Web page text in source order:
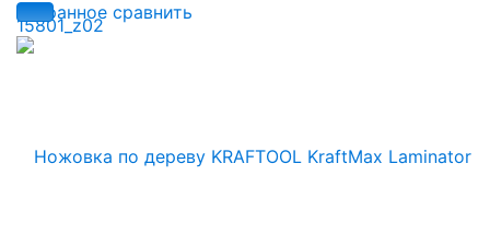
избранное сравнить